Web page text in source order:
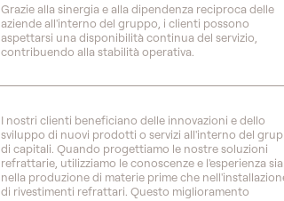
Grazie alla sinergia e alla dipendenza reciproca delle
aziende all'interno del gruppo, i clienti possono
aspettarsi una disponibilità continua del servizio,
contribuendo alla stabilità operativa.
I nostri clienti beneficiano delle innovazioni e dello
sviluppo di nuovi prodotti o servizi all'interno del
di capitali. Quando progettiamo le nostre soluzioni
refrattarie, utilizziamo le conoscenze e l'esperienza sia
nella produzione di materie prime che
di rivestimenti refrattari. Questo miglioramento